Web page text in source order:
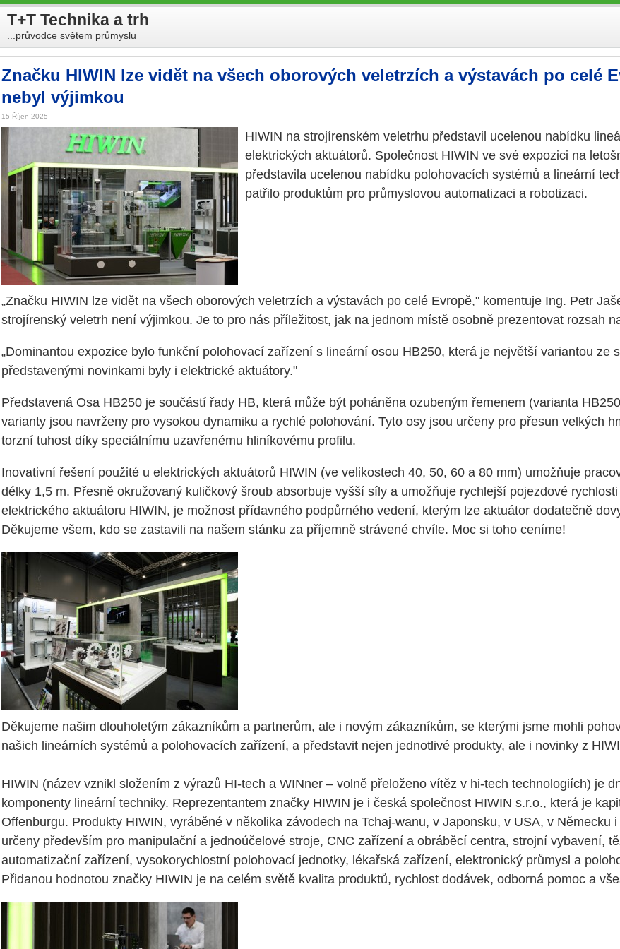
T+T Technika a trh
...průvodce světem průmyslu
Značku HIWIN lze vidět na všech oborových veletrzích a výstavách po celé
nebyl výjimkou
15 Říjen 2025
HIWIN na strojírenském veletrhu představil ucelenou nabídku
elektrických aktuátorů. Společnost HIWIN ve své expozici na
představila ucelenou nabídku polohovacích systémů a lineární
patřilo produktům pro průmyslovou automatizaci a robotizaci.
„Značku HIWIN lze vidět na všech oborových veletrzích a výstavách po celé Evropě," komentuje Ing. Petr
strojírenský veletrh není výjimkou. Je to pro nás příležitost, jak na jednom místě osobně prezentovat rozsah
„Dominantou expozice bylo funkční polohovací zařízení s lineární osou HB250, která je největší variantou ze
představenými novinkami byly i elektrické aktuátory."
Představená Osa HB250 je součástí řady HB, která může být poháněna ozubeným řemenem (varianta
varianty jsou navrženy pro vysokou dynamiku a rychlé polohování. Tyto osy jsou určeny pro přesun velkých
torzní tuhost díky speciálnímu uzavřenému hliníkovému profilu.
Inovativní řešení použité u elektrických aktuátorů HIWIN (ve velikostech 40, 50, 60 a 80 mm) umožňuje
délky 1,5 m. Přesně okružovaný kuličkový šroub absorbuje vyšší síly a umožňuje rychlejší pojezdové
elektrického aktuátoru HIWIN, je možnost přídavného podpůrného vedení, kterým lze aktuátor dodatečně
Děkujeme všem, kdo se zastavili na našem stánku za příjemně strávené chvíle. Moc si toho ceníme!
Děkujeme našim dlouholetým zákazníkům a partnerům, ale i novým zákazníkům, se kterými jsme mohli
našich lineárních systémů a polohovacích zařízení, a představit nejen jednotlivé produkty, ale i novinky z
HIWIN (název vznikl složením z výrazů HI-tech a WINner – volně přeloženo vítěz v hi-tech technologiích) je
komponenty lineární techniky. Reprezentantem značky HIWIN je i česká společnost HIWIN s.r.o., která je
Offenburgu. Produkty HIWIN, vyráběné v několika závodech na Tchaj-wanu, v Japonsku, v USA, v
určeny především pro manipulační a jednoúčelové stroje, CNC zařízení a obráběcí centra, strojní vybavení,
automatizační zařízení, vysokorychlostní polohovací jednotky, lékařská zařízení, elektronický průmysl a
Přidanou hodnotou značky HIWIN je na celém světě kvalita produktů, rychlost dodávek, odborná pomoc a